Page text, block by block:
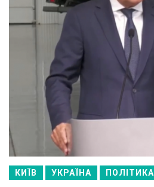
КИЇВ УКРАЇНА ПОЛІТИКА